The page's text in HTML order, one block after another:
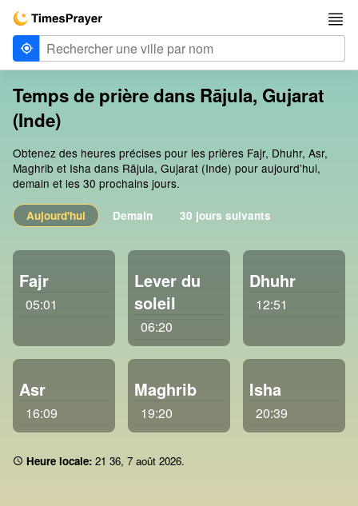
Temps de prière dans Rājula, Gujarat
(Inde)
Obtenez des heures précises pour les prières Fajr, Dhuhr, Asr,
Maghrib et Isha dans Rājula, Gujarat (Inde) pour aujourd’hui,
demain et les 30 prochains jours.
Aujourd'hui Demain 30 jours suivants
Fajr
05:01
Lever du
soleil
06:20
Dhuhr
12:51
Asr
16:09
Maghrib
19:20
Isha
20:39
Heure locale: 21:36, 7 août 2026.